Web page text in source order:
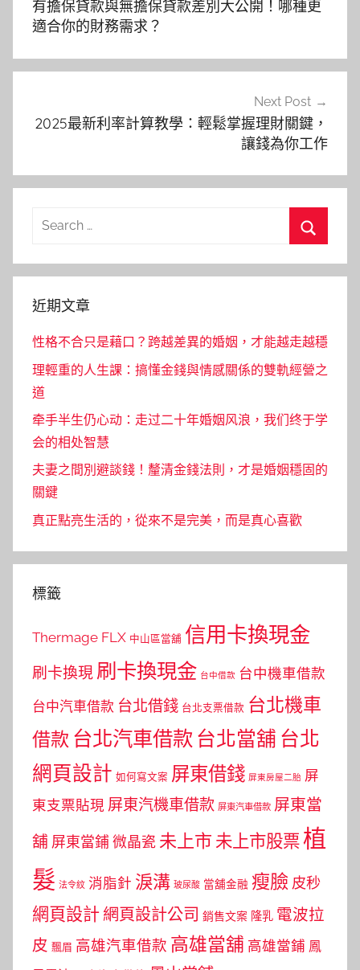
導
覽
有擔保貸款與無擔保貸款差別大公開！哪種更
適合你的財務需求？
Next Post
2025最新利率計算教學：輕鬆掌握理財關鍵，
讓錢為你工作
Search
近期文章
性格不合只是藉口？跨越差異的婚姻，才能越走越穩
理輕重的人生課：搞懂金錢與情感關係的雙軌經營之
道
牵手半生仍心动：走过二十年婚姻风浪，我们终于学
会的相处智慧
夫妻之間別避談錢！釐清金錢法則，才是婚姻穩固的
關鍵
真正點亮生活的，從來不是完美，而是真心喜歡
標籤
Thermage FLX 中山區當舖 信用卡換現金
刷卡換現 刷卡換現金 台中借款 台中機車借款
台中汽車借款 台北借錢 台北支票借款 台北機車
借款 台北汽車借款 台北當舖 台北
網頁設計 如何寫文案 屏東借錢 屏東房屋二胎 屏
東支票貼現 屏東汽機車借款 屏東汽車借款 屏東當
舖 屏東當鋪 微晶瓷 未上市 未上市股票植
髮 法令紋 消脂針 淚溝 玻尿酸 當舖金融 瘦臉 皮秒
網頁設計 網頁設計公司 銷售文案 隆乳 電波拉
皮 飄眉 高雄汽車借款 高雄當舖 高雄當鋪 鳳